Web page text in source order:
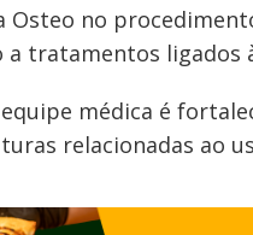
Osteo no
a tratamentos
médica é
relacionadas ao